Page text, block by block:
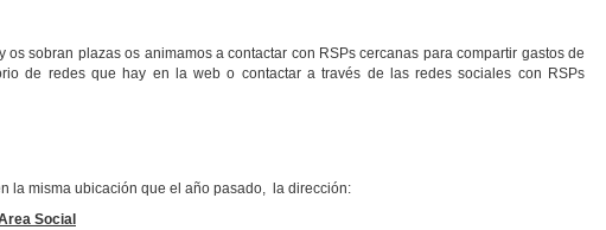
sobran plazas os animamos a contactar con RSPs cercanas para compartir gastos de
de redes que hay en la web o contactar a través de las redes sociales con RSPs
la misma ubicación que el año pasado, la dirección:
Social